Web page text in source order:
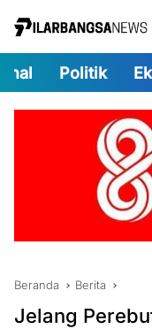
Politik
Beranda Berita
Jelang